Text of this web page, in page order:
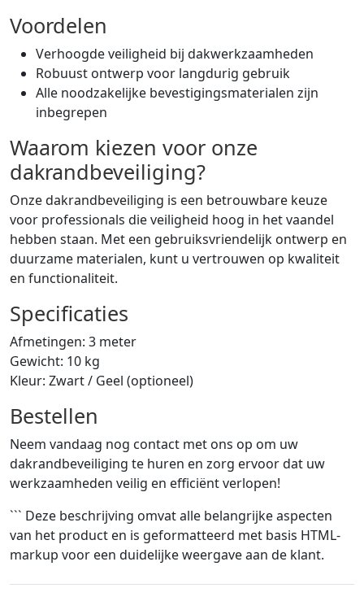
Voordelen
Verhoogde veiligheid bij dakwerkzaamheden
Robuust ontwerp voor langdurig gebruik
Alle noodzakelijke bevestigingsmaterialen zijn
inbegrepen
Waarom kiezen voor onze
dakrandbeveiliging?
Onze dakrandbeveiliging is een betrouwbare keuze
voor professionals die veiligheid hoog in het vaandel
hebben staan. Met een gebruiksvriendelijk ontwerp en
duurzame materialen, kunt u vertrouwen op kwaliteit
en functionaliteit.
Specificaties
Afmetingen: 3 meter
Gewicht: 10 kg
Kleur: Zwart / Geel (optioneel)
Bestellen
Neem vandaag nog contact met ons op om uw
dakrandbeveiliging te huren en zorg ervoor dat uw
werkzaamheden veilig en efficiënt verlopen!
``` Deze beschrijving omvat alle belangrijke aspecten
van het product en is geformatteerd met basis HTML-
markup voor een duidelijke weergave aan de klant.